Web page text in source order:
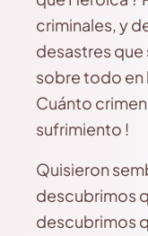
criminales, y
desastres
sobre todo en
Cuánto
sufrimiento !
Quisieron
descubrimos
descubrimos